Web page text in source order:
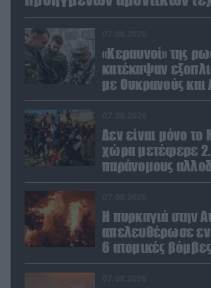
σε Ελλάδα και Κύπρο
«Κεραυνοί» της
κατέκαψαν
με Ουκρανούς και
μισθοφόρους –
Δεν είναι μόνο
χώρα μετέφερε
παράνομους
ναρκωτικά στην
Η πυρκαγιά στην
απελευθέρωσε
6 ατομικές
Χιροσίμα!